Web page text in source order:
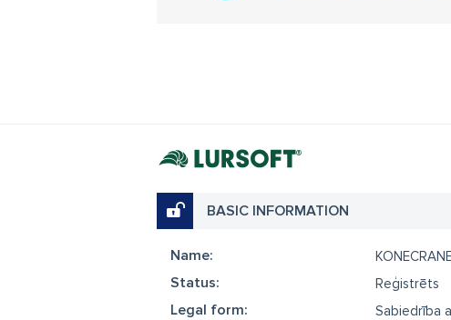
BASIC INFORMATION
Name:
Status: Reģistrēts
Legal form: Sabiedrība